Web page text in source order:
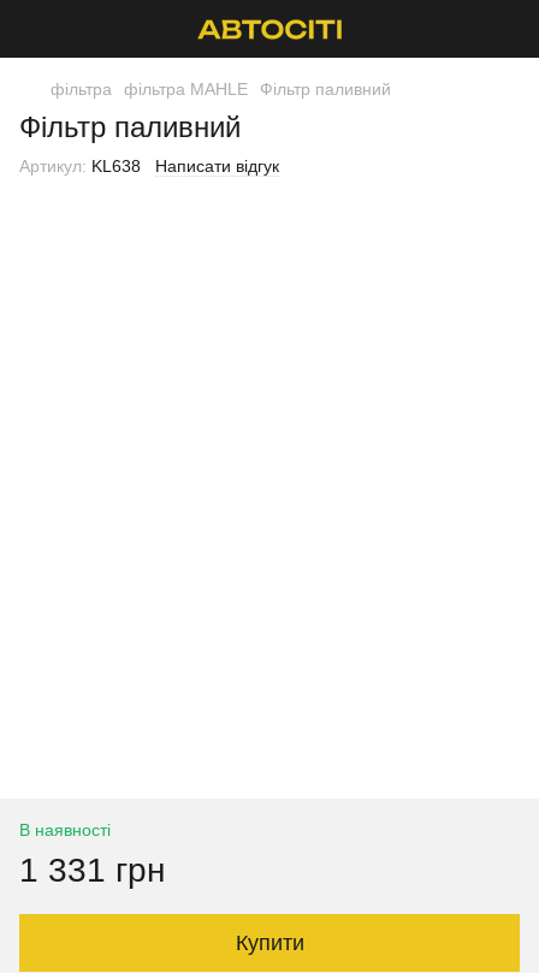
фільтра фільтра MAHLE Фільтр паливний
Фільтр паливний
Артикул: KL638 Написати відгук
В наявності
1 331 грн
Купити